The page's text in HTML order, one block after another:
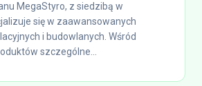
MegaStyro, z siedzibą w
się w zaawansowanych
i budowlanych. Wśród
szczególne...